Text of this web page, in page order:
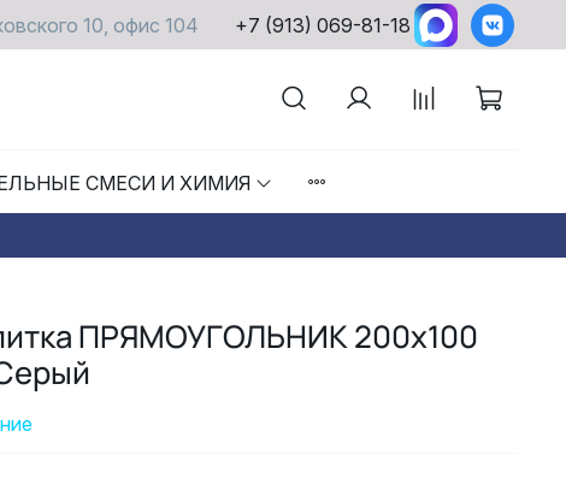
10, офис 104 +7 (913) 069-81-18
СМЕСИ И ХИМИЯ
ПРЯМОУГОЛЬНИК 200x100